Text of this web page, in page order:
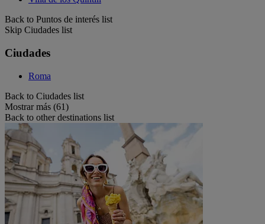
Back to Puntos de interés list
Skip Ciudades list
Ciudades
Roma
Back to Ciudades list
Mostrar más (61)
Back to other destinations list